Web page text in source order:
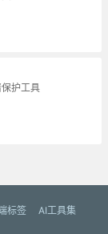
护工具
标签
AI工具集